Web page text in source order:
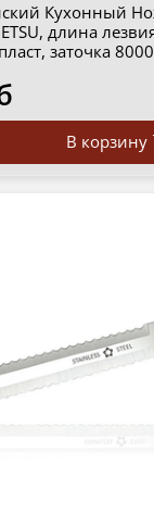
Кухонный
длина
заточка
В корзину